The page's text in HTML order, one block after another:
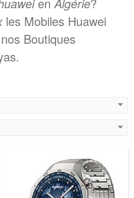
les Mobiles Huawei
Boutiques